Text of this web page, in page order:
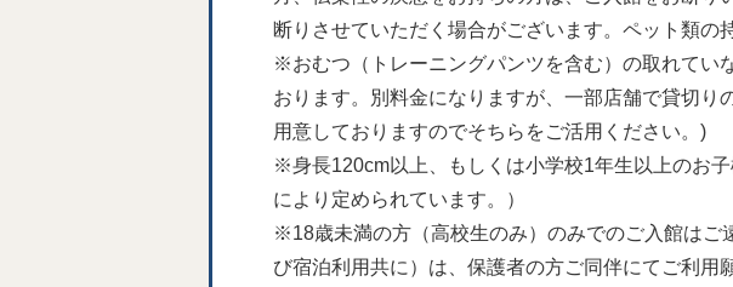
断りさせていただく場合がございます。ペット類の
※おむつ（トレーニングパンツを含む）の取れてい
おります。別料金になりますが、一部店舗で貸切
用意しておりますのでそちらをご活用ください。)
※身長120cm以上、もしくは小学校1年生以上のお
により定められています。）
※18歳未満の方（高校生のみ）のみでのご入館はご
び宿泊利用共に）は、保護者の方ご同伴にてご利